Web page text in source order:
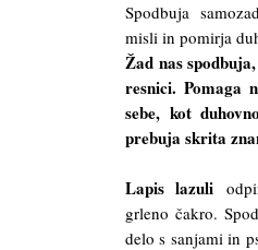
Spodbuja
misli in pomirja
Žad nas
resnici. Pomaga
sebe, kot
prebuja skrita
Lapis lazuli
grleno čakro.
delo s sanjami in